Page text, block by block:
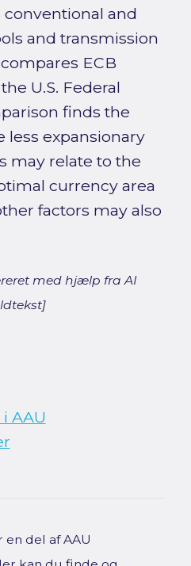
conventional and
and transmission
ECB
U.S. Federal
finds the
less expansionary
may relate to the
currency area
factors may also
med hjælp fra AI
AAU
en del af AAU